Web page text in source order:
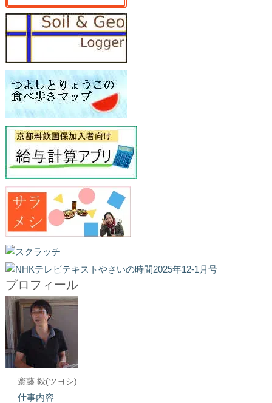
プロフィール
齋藤 毅(ツヨシ)
仕事内容